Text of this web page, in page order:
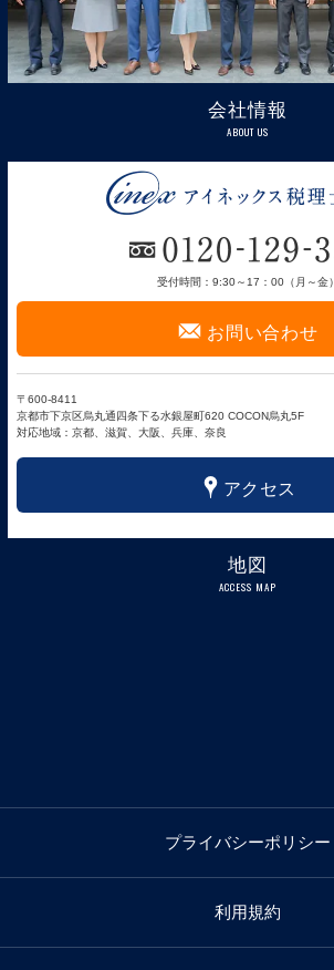
会社情報
ABOUT US
受付時間：9:30～17：00（月～金）
F お問い合わせ
〒600-8411
京都市下京区烏丸通四条下る水銀屋町620 COCON烏丸5F
対応地域：京都、滋賀、大阪、兵庫、奈良
x アクセス
地図
ACCESS MAP
プライバシーポリシー
利用規約